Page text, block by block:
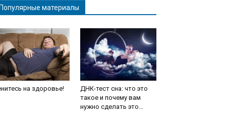
материалы
на здоровье!
ДНК-тест сна: что это
такое и почему вам
нужно сделать это...